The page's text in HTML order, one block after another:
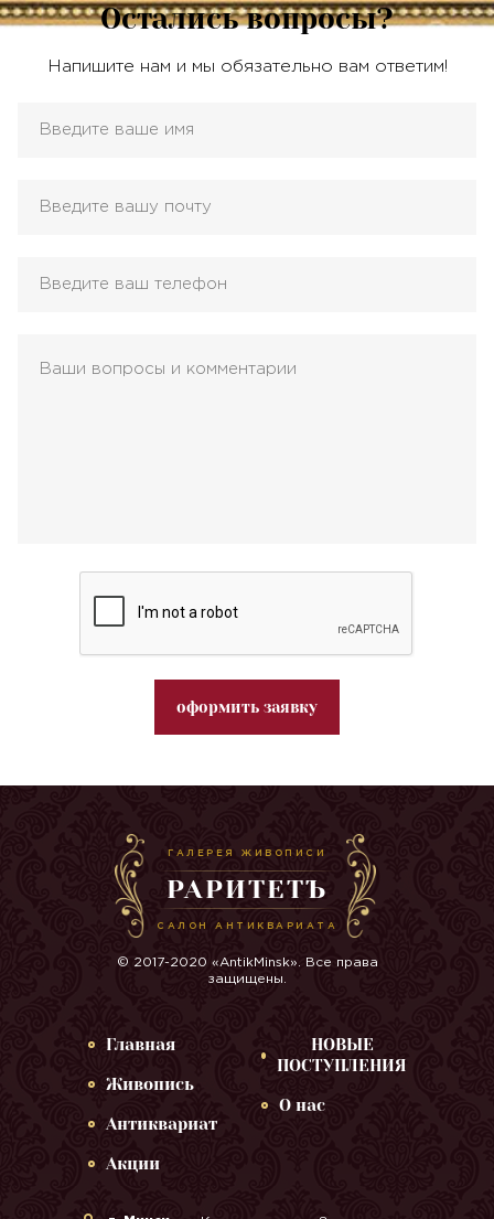
Остались вопросы?
Напишите нам и мы обязательно вам ответим!
оформить заявку
ГАЛЕРЕЯ ЖИВОПИСИ
РАРИТЕТЪ
САЛОН АНТИКВАРИАТА
© 2017-2020 «AntikMinsk». Все права
защищены.
Главная
Живопись
Антиквариат
Акции
НОВЫЕ
ПОСТУПЛЕНИЯ
О нас